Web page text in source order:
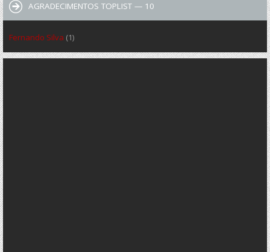
AGRADECIMENTOS TOPLIST — 10
Fernando Silva (1)